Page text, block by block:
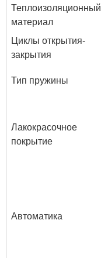
Теплоизоляционный
материал
Циклы открытия-
закрытия
Тип пружины
Лакокрасочное
покрытие
Автоматика